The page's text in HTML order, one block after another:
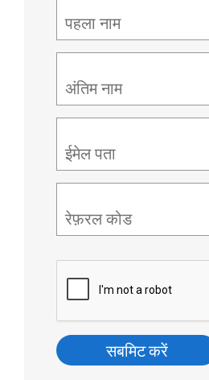
पहला नाम
अंतिम नाम
ईमेल पता
रेफ़रल कोड